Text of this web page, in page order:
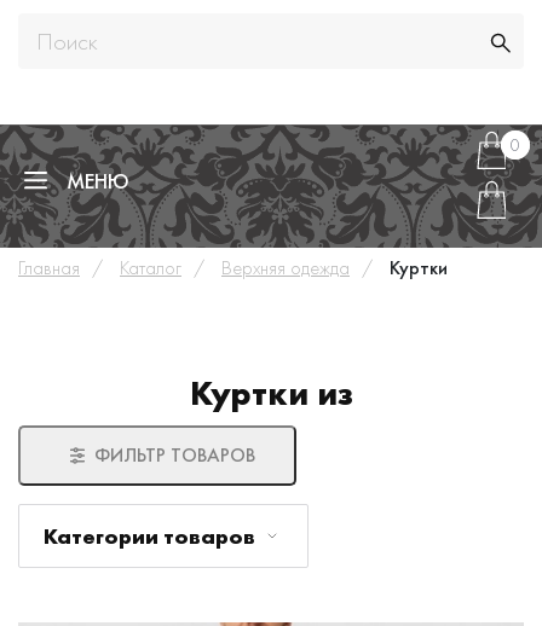
МЕНЮ
0
0
Главная Каталог Верхняя одежда Куртки
Куртки из
ФИЛЬТР ТОВАРОВ
Категории товаров